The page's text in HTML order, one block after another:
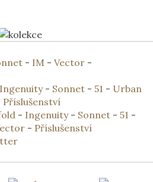
- IM - Vector -
Ingenuity- Sonnet - 51 - Urban
Příslušenství
- Ingenuity- Sonnet - 51 -
- Příslušenství